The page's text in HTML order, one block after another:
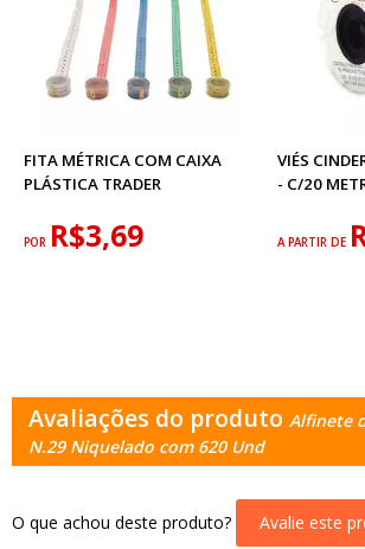
FITA MÉTRICA COM CAIXA
PLÁSTICA TRADER
POR R$3,69
VIÉS
- C/20
A PARTIR DE
Avaliações do produto Alfinete
N.29 Niquelado com 620 Und
O que achou deste produto? Avalie este